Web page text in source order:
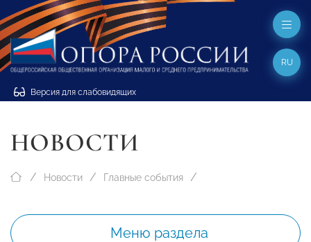
Версия для слабовидящих
RU
НОВОСТИ
Новости Главные события
Меню раздела